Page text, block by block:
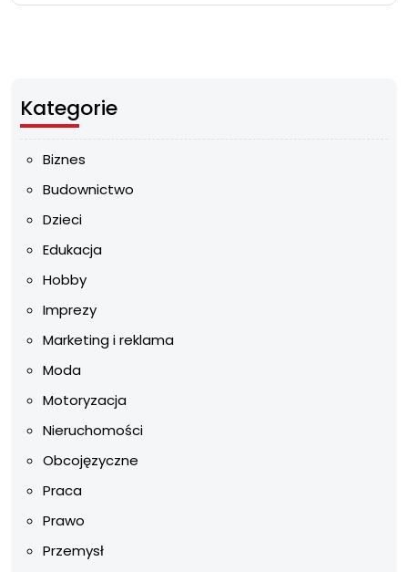
Kategorie
Biznes
Budownictwo
Dzieci
Edukacja
Hobby
Imprezy
Marketing i reklama
Moda
Motoryzacja
Nieruchomości
Obcojęzyczne
Praca
Prawo
Przemysł